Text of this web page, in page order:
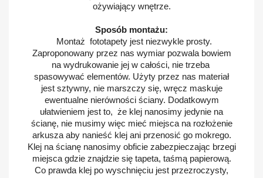
ożywiający wnętrze.
Sposób montażu:
Montaż fototapety jest niezwykle prosty.
Zaproponowany przez nas wymiar pozwala bowiem
na wydrukowanie jej w całości, nie trzeba
spasowywać elementów. Użyty przez nas materiał
jest sztywny, nie marszczy się, wręcz maskuje
ewentualne nierówności ściany. Dodatkowym
ułatwieniem jest to, że klej nanosimy jedynie na
ścianę, nie musimy więc mieć miejsca na rozłożenie
arkusza aby nanieść klej ani przenosić go mokrego.
Klej na ścianę nanosimy obficie zabezpieczając brzegi
miejsca gdzie znajdzie się tapeta, taśmą papierową.
Co prawda klej po wyschnięciu jest przezroczysty,